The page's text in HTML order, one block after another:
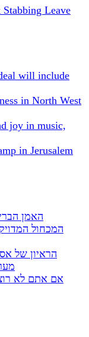
Leave
will include
in North West
joy in music,
in Jerusalem
האמן
המכחול
הראיון של
אם אתם לא